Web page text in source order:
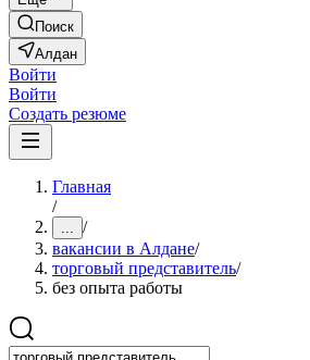
Поиск
Алдан
Войти
Войти
Создать резюме
Главная
/
... /
вакансии в Алдане/
торговый представитель/
без опыта работы